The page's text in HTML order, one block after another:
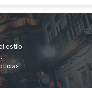
estilo